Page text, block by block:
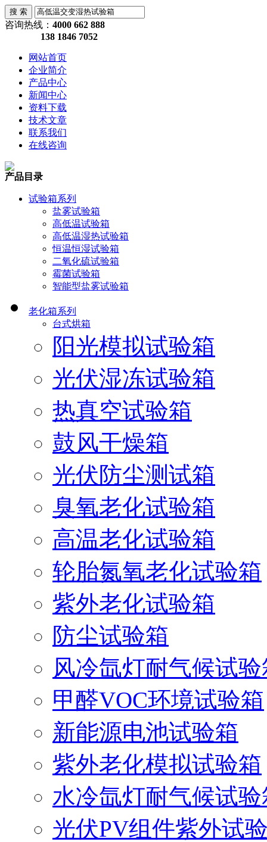
咨询热线： 4000 662 888
138 1846 7052
网站首页
企业简介
产品中心
新闻中心
资料下载
技术文章
联系我们
在线咨询
产品目录
试验箱系列
盐雾试验箱
高低温试验箱
高低温湿热试验箱
恒温恒湿试验箱
二氧化硫试验箱
霉菌试验箱
智能型盐雾试验箱
老化箱系列
台式烘箱
阳光模拟试验箱
光伏湿冻试验箱
热真空试验箱
鼓风干燥箱
光伏防尘测试箱
臭氧老化试验箱
高温老化试验箱
轮胎氮氧老化试验箱
紫外老化试验箱
防尘试验箱
风冷氙灯耐气候试
甲醛VOC环境试验箱
新能源电池试验箱
紫外老化模拟试验箱
水冷氙灯耐气候试验
光伏PV组件紫外试